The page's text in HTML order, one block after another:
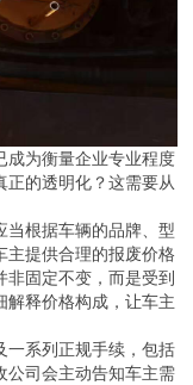
成为衡量企业专业程度
正的透明化？这需要从
当根据车辆的品牌、型
主提供合理的报废价格
固定不变，而是受到
解释价格构成，让车主
一系列正规手续，包括
公司会主动告知车主需